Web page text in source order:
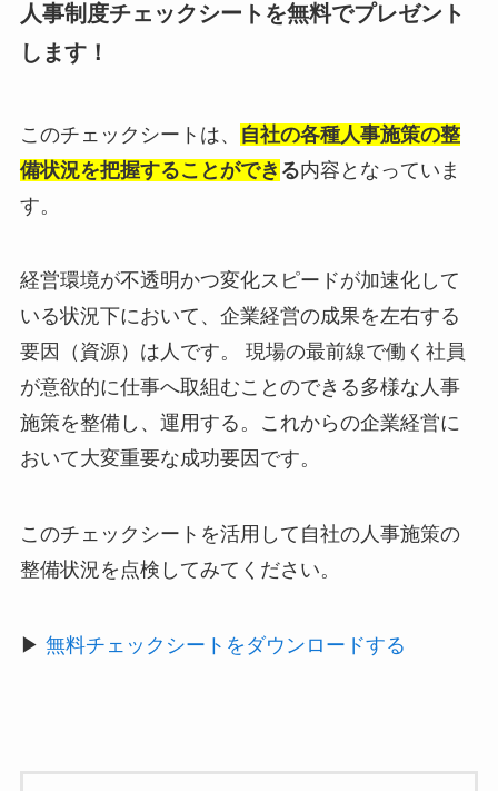
人事制度チェックシートを無料でプレゼント
します！
このチェックシートは、
自社の各種人事施策の整
備状況を把握することができ る内容となっていま
す。
経営環境が不透明かつ変化スピードが加速化して
いる状況下において、企業経営の成果を左右する
要因（資源）は人です。 現場の最前線で働く社員
が意欲的に仕事へ取組むことのできる多様な人事
施策を整備し、運用する。これからの企業経営に
おいて大変重要な成功要因です。
このチェックシートを活用して自社の人事施策の
整備状況を点検してみてください。
▶︎ 無料チェックシートをダウンロードする